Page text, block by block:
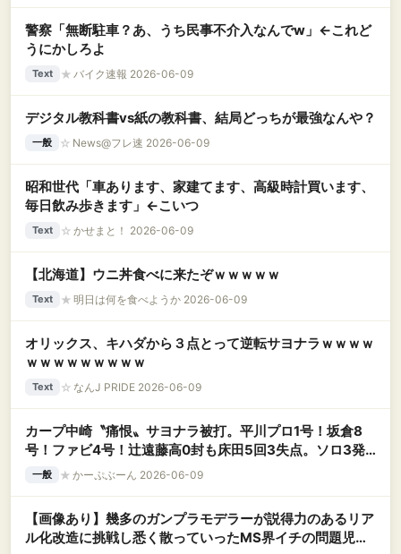
警察「無断駐車？あ、うち民事不介入なんでw」←これど
うにかしろよ
Text ★ バイク速報 2026-06-09
デジタル教科書vs紙の教科書、結局どっちが最強なんや？
一般 ☆ News@フレ速 2026-06-09
昭和世代「車あります、家建てます、高級時計買います、
毎日飲み歩きます」←こいつ
Text ☆ かせまと！ 2026-06-09
【北海道】ウニ丼食べに来たぞｗｗｗｗｗ
Text ★ 明日は何を食べようか 2026-06-09
オリックス、キハダから３点とって逆転サヨナラｗｗｗｗ
ｗｗｗｗｗｗｗｗｗ
Text ☆ なんJ PRIDE 2026-06-09
カープ中崎〝痛恨〟サヨナラ被打。平川プロ1号！坂倉8
号！ファビ4号！辻遠藤高0封も床田5回3失点。ソロ3発
で3点リードも逆転負け【広島3-4x西武/試合結果】
一般 ★ かーぷぶーん 2026-06-09
【画像あり】幾多のガンプラモデラーが説得力のあるリア
ル化改造に挑戦し悉く散っていったMS界イチの問題児が